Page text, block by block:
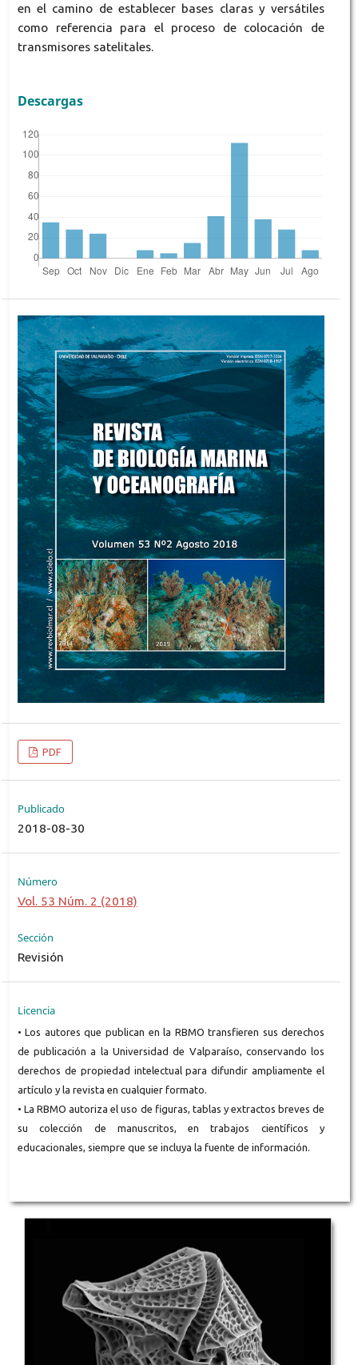
en el camino de establecer bases claras y versátiles
como referencia para el proceso de colocación de
transmisores satelitales.
Descargas
PDF
Publicado
2018-08-30
Número
Vol. 53 Núm. 2 (2018)
Sección
Revisión
Licencia
• Los autores que publican en la RBMO transfieren sus derechos
de publicación a la Universidad de Valparaíso, conservando los
derechos de propiedad intelectual para difundir ampliamente el
artículo y la revista en cualquier formato.
• La RBMO autoriza el uso de figuras, tablas y extractos breves de
su colección de manuscritos, en trabajos científicos y
educacionales, siempre que se incluya la fuente de información.